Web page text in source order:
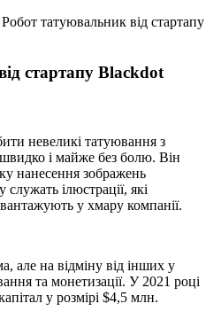
Робот татуювальник від стартапу
стартапу Blackdot
невеликі татуювання з
і майже без болю. Він
нанесення зображень
ілюстрації, які
у хмару компанії.
але на відміну від інших у
та монетизації. У 2021 році
у розмірі $4,5 млн.